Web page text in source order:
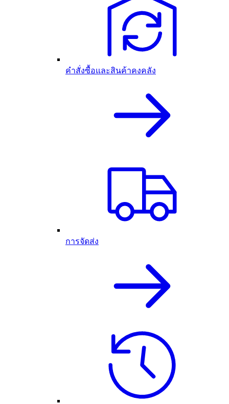
คำสั่งซื้อและสินค้าคงคลัง
การจัดส่ง